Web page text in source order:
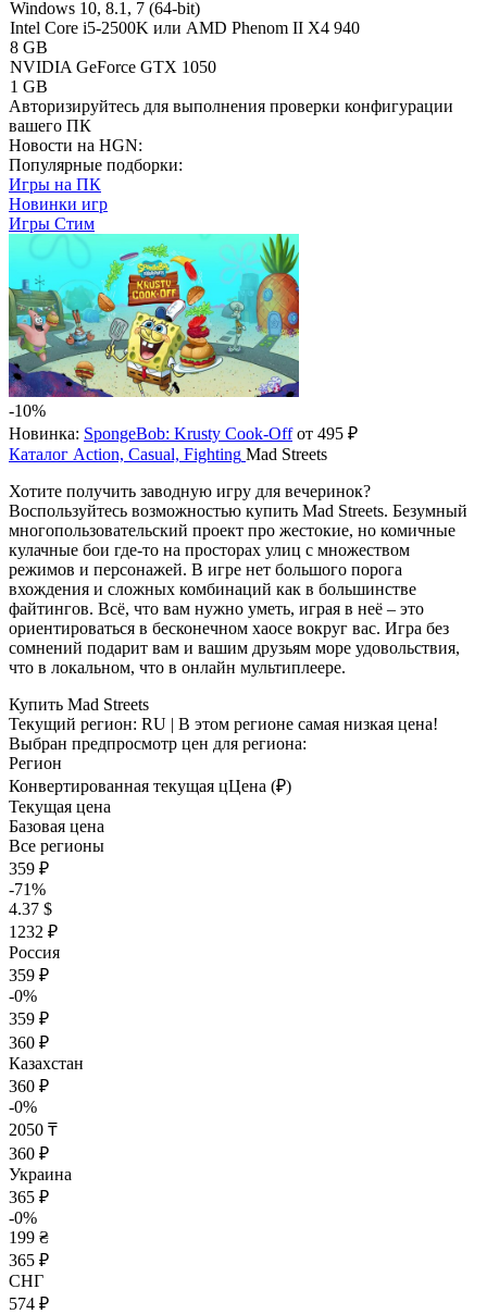
Windows 10, 8.1, 7 (64-bit)
Intel Core i5-2500K или AMD Phenom II X4 940
8 GB
NVIDIA GeForce GTX 1050
1 GB
Авторизируйтесь для выполнения проверки конфигурации
вашего ПК
Новости на HGN:
Популярные подборки:
Игры на ПК
Новинки игр
Игры Стим
-10%
Новинка: SpongeBob: Krusty Cook-Offот 495 ₽
Каталог Action, Casual, Fighting Mad Streets
Хотите получить заводную игру для вечеринок?
Воспользуйтесь возможностью купить Mad Streets. Безумный
многопользовательский проект про жестокие, но комичные
кулачные бои где-то на просторах улиц с множеством
режимов и персонажей. В игре нет большого порога
вхождения и сложных комбинаций как в большинстве
файтингов. Всё, что вам нужно уметь, играя в неё – это
ориентироваться в бесконечном хаосе вокруг вас. Игра без
сомнений подарит вам и вашим друзьям море удовольствия,
что в локальном, что в онлайн мультиплеере.
Купить Mad Streets
Текущий регион: RU | В этом регионе самая низкая цена!
Выбран предпросмотр цен для региона:
Регион
Конвертированная текущая цЦена (₽)
Текущая цена
Базовая цена
Все регионы
359 ₽
-71%
4.37 $
1232 ₽
Россия
359 ₽
-0%
359 ₽
360 ₽
Казахстан
360 ₽
-0%
2050 ₸
360 ₽
Украина
365 ₽
-0%
199 ₴
365 ₽
СНГ
574 ₽